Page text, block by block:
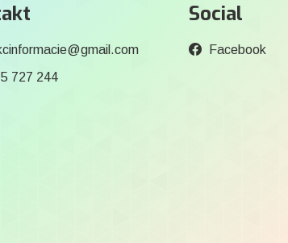
727 244
Social
Facebook